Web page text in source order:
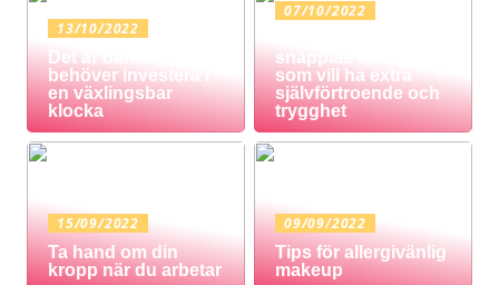
13/10/2022
Det är därför du
behöver investera i
en växlingsbar
klocka
07/10/2022
snäpplås är för dig
som vill ha extra
självförtroende och
trygghet
15/09/2022
Ta hand om din
kropp när du arbetar
09/09/2022
Tips för allergivänlig
makeup